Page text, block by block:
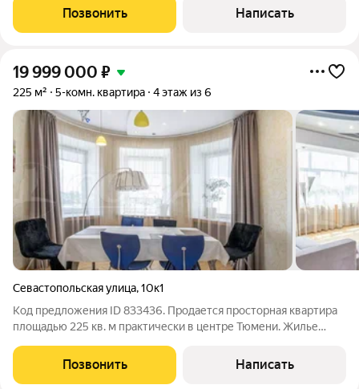
комфортном третьем этаже. В подъезде два лифта: грузовой и
пассажирский.В
Позвонить Написать
19 999 000 ₽
225 м² 5-комн. квартира 4 этаж из 6
Севастопольская улица,10к1
Код предложения ID 833436. Продается просторная квартира
площадью 225 кв. м практически в центре Тюмени. Жилье
подъезда из натурального камня.Территория закрытая:
контроль доступа через КПП,
Позвонить Написать